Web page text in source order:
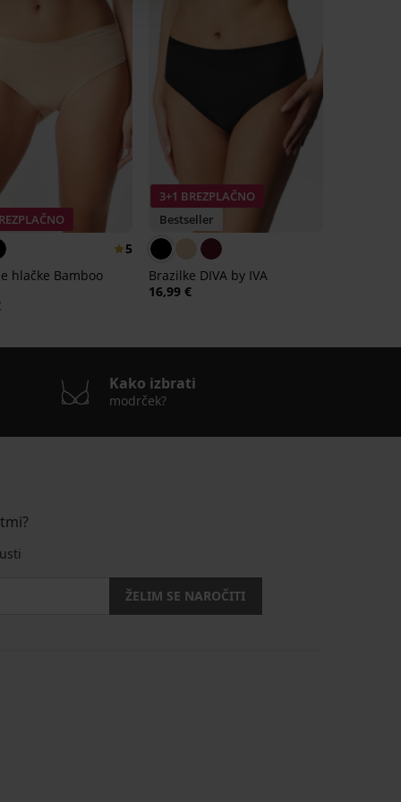
5
hlačke Bamboo
3+1 BREZPLAČNO
Bestseller
Brazilke DIVA by IVA
16,99 €
Kako izbrati
modrček?
ŽELIM SE NAROČITI